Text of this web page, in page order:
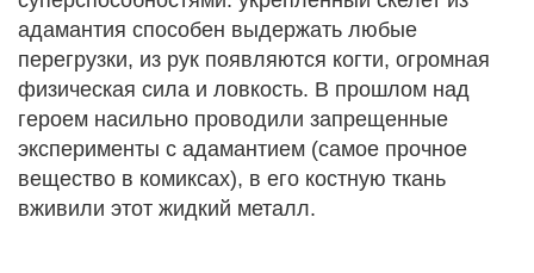
адамантия способен выдержать любые
перегрузки, из рук появляются когти, огромная
физическая сила и ловкость. В прошлом над
героем насильно проводили запрещенные
эксперименты с адамантием (самое прочное
вещество в комиксах), в его костную ткань
вживили этот жидкий металл.